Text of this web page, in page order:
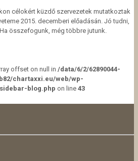
célokért küzdő szervezetek mutatkoztak
2015. decemberi előadásán. Jó tudni,
összefogunk, még többre jutunk.
offset on null in /data/6/2/62890044-
chartaxxi.eu/web/wp-
blog.php on line 43